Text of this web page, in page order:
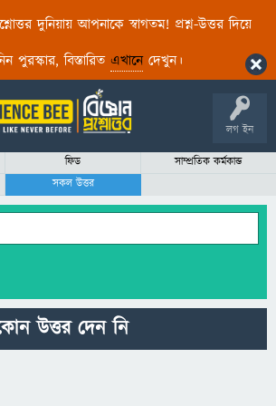
দুনিয়ায় আপনাকে স্বাগতম! প্রশ্ন-উত্তর দিয়ে
পুরস্কার, বিস্তারিত এখানেদেখুন।
লগ ইন
ফিড
সাম্প্রতিক কর্মকান্ড
সকল উত্তর
উত্তর দেন নি